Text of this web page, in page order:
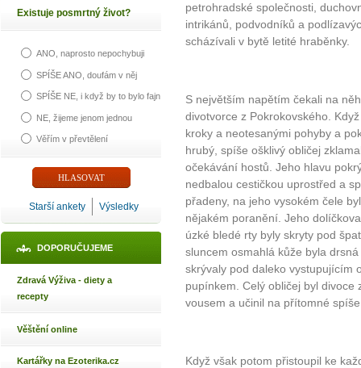
Existuje posmrtný život?
ANO, naprosto nepochybuji
SPÍŠE ANO, doufám v něj
SPÍŠE NE, i když by to bylo fajn
NE, žijeme jenom jednou
Věřím v převtělení
Starší ankety Výsledky
DOPORUČUJEME
Zdravá Výživa - diety a
recepty
Věštění online
Kartářky na Ezoterika.cz
petrohradské společnosti,
intrikánů, podvodníků a
scházívali v bytě letité hraběnky.
S největším napětím čekali na
divotvorce z Pokrokovského.
kroky a neotesanými pohyby a
hrubý, spíše ošklivý obličej
očekávání hostů. Jeho hlavu
nedbalou cestičkou uprostřed a
přadeny, na jeho vysokém čele
nějakém poranění. Jeho
úzké bledé rty byly skryty pod
sluncem osmahlá kůže byla
skrývaly pod daleko vystupujícím
pupínkem. Celý obličej byl
vousem a učinil na přítomné
Když však potom přistoupil ke